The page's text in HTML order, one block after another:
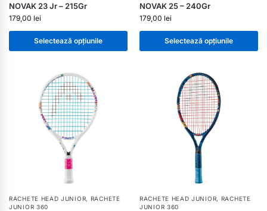
NOVAK 23 Jr – 215Gr
179,00 lei
Selectează opțiunile
NOVAK 25 – 240Gr
179,00 lei
Selectează opțiunile
RACHETE HEAD JUNIOR, RACHETE
JUNIOR 360
RACHETE HEAD JUNIOR, RACHETE
JUNIOR 360